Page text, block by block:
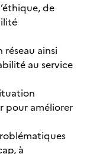
de
ainsi
au service
pour améliorer
à